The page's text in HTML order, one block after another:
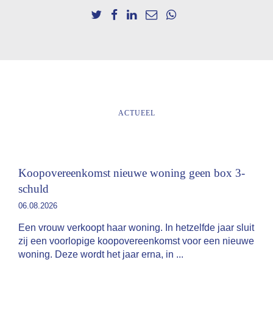
ACTUEEL
Koopovereenkomst nieuwe woning geen box 3-
schuld
06.08.2026
Een vrouw verkoopt haar woning. In hetzelfde jaar sluit
zij een voorlopige koopovereenkomst voor een nieuwe
woning. Deze wordt het jaar erna, in